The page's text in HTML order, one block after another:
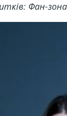
Фан-зона